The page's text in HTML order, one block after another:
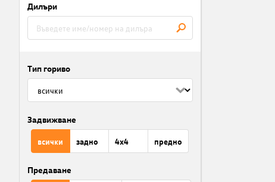
Дилъри
Тип гориво
Задвижване
всички задно 4x4 предно
Предаване